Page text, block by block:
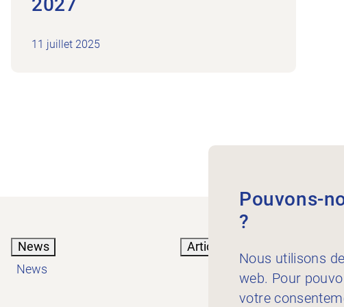
11 juillet 2025
News
News
Articles
Pouvons-
?
Nous utilisons
web. Pour
votre